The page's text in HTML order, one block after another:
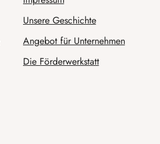
Unsere Geschichte
Angebot für Unternehmen
Die Förderwerkstatt